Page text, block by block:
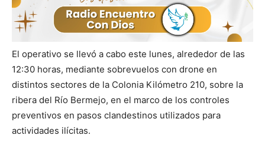
El operativo se llevó a cabo este lunes, alrededor de las
12:30 horas, mediante sobrevuelos con drone en
distintos sectores de la Colonia Kilómetro 210, sobre la
ribera del Río Bermejo, en el marco de los controles
preventivos en pasos clandestinos utilizados para
actividades ilícitas.